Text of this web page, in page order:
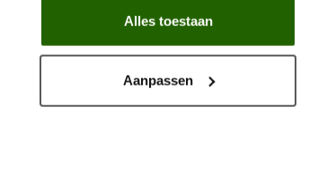
Alles toestaan
Aanpassen